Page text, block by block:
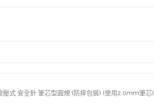
壓式 安全針 筆芯型圓規 (防摔包裝) (使用2.0mm筆芯)